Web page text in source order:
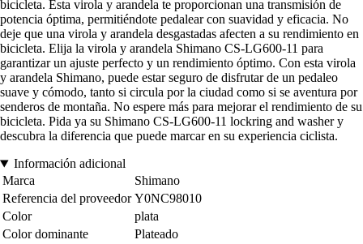
bicicleta. Esta virola y arandela te proporcionan una transmisión de
potencia óptima, permitiéndote pedalear con suavidad y eficacia. No
deje que una virola y arandela desgastadas afecten a su rendimiento en
bicicleta. Elija la virola y arandela Shimano CS-LG600-11 para
garantizar un ajuste perfecto y un rendimiento óptimo. Con esta virola
y arandela Shimano, puede estar seguro de disfrutar de un pedaleo
suave y cómodo, tanto si circula por la ciudad como si se aventura por
senderos de montaña. No espere más para mejorar el rendimiento de su
bicicleta. Pida ya su Shimano CS-LG600-11 lockring and washer y
descubra la diferencia que puede marcar en su experiencia ciclista.
Información adicional
Marca
Shimano
Referencia del proveedor Y0NC98010
Color
plata
Color dominante
Plateado